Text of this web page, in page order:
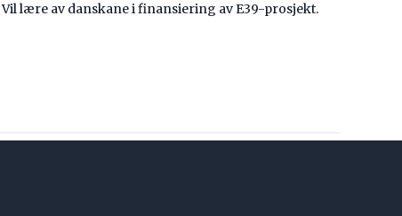
Vil lære av danskane i finansiering av E39-prosjekt.